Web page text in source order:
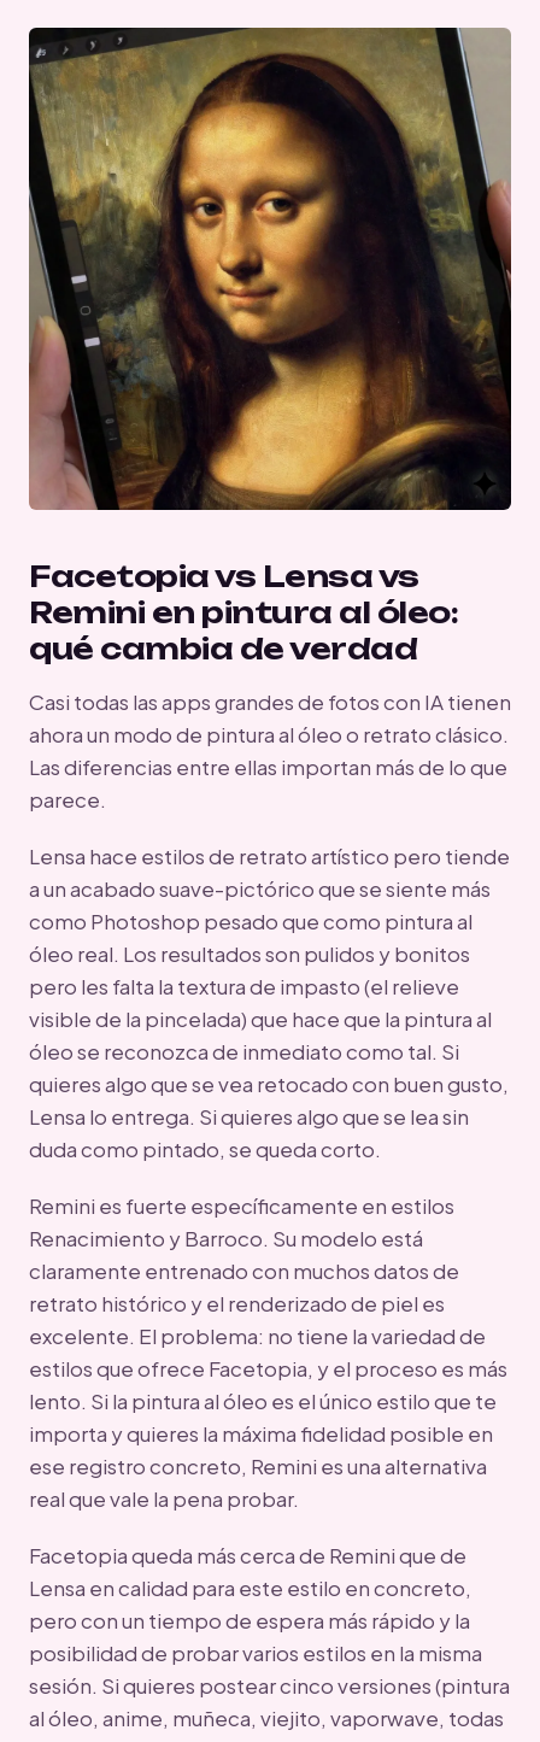
Facetopia vs Lensa vs
Remini en pintura al óleo:
qué cambia de verdad
Casi todas las apps grandes de fotos con IA tienen
ahora un modo de pintura al óleo o retrato clásico.
Las diferencias entre ellas importan más de lo que
parece.
Lensa hace estilos de retrato artístico pero tiende
a un acabado suave-pictórico que se siente más
como Photoshop pesado que como pintura al
óleo real. Los resultados son pulidos y bonitos
pero les falta la textura de impasto (el relieve
visible de la pincelada) que hace que la pintura al
óleo se reconozca de inmediato como tal. Si
quieres algo que se vea retocado con buen gusto,
Lensa lo entrega. Si quieres algo que se lea sin
duda como pintado, se queda corto.
Remini es fuerte específicamente en estilos
Renacimiento y Barroco. Su modelo está
claramente entrenado con muchos datos de
retrato histórico y el renderizado de piel es
excelente. El problema: no tiene la variedad de
estilos que ofrece Facetopia, y el proceso es más
lento. Si la pintura al óleo es el único estilo que te
importa y quieres la máxima fidelidad posible en
ese registro concreto, Remini es una alternativa
real que vale la pena probar.
Facetopia queda más cerca de Remini que de
Lensa en calidad para este estilo en concreto,
pero con un tiempo de espera más rápido y la
posibilidad de probar varios estilos en la misma
sesión. Si quieres postear cinco versiones (pintura
al óleo, anime, muñeca, viejito, vaporwave, todas